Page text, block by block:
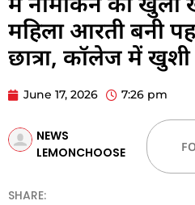
महिला आरती बनी
छात्रा, कॉलेज में खुशी
June 17, 2026 7:26 pm
NEWS
LEMONCHOOSE
SHARE: